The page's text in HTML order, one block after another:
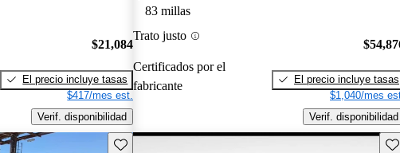
$21,084
El precio incluye tasas
$417/mes est.
Verif. disponibilidad
83 millas
Trato justo
Certificados por el
fabricante
El precio incluye tasas
$1,040/mes
Verif. disponibilidad
Guarda este Aviso